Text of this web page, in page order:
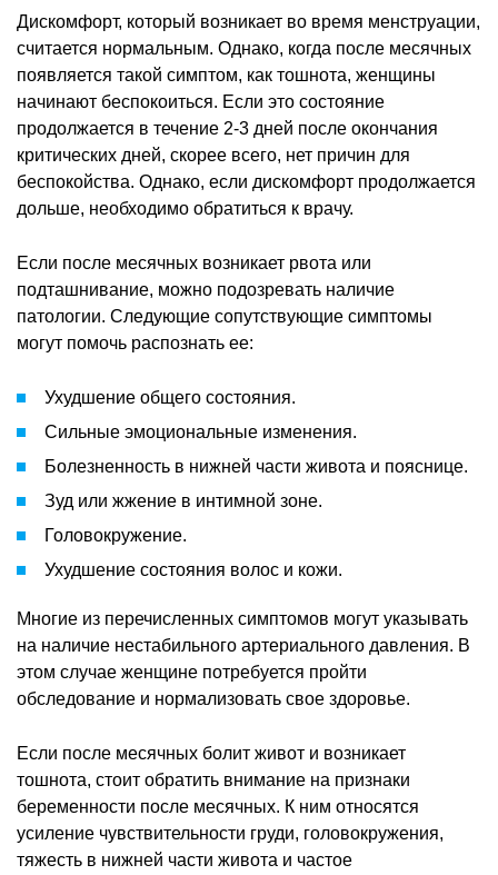
Дискомфорт, который возникает во время менструации,
считается нормальным. Однако, когда после месячных
появляется такой симптом, как тошнота, женщины
начинают беспокоиться. Если это состояние
продолжается в течение 2-3 дней после окончания
критических дней, скорее всего, нет причин для
беспокойства. Однако, если дискомфорт продолжается
дольше, необходимо обратиться к врачу.
Если после месячных возникает рвота или
подташнивание, можно подозревать наличие
патологии. Следующие сопутствующие симптомы
могут помочь распознать ее:
Ухудшение общего состояния.
Сильные эмоциональные изменения.
Болезненность в нижней части живота и пояснице.
Зуд или жжение в интимной зоне.
Головокружение.
Ухудшение состояния волос и кожи.
Многие из перечисленных симптомов могут указывать
на наличие нестабильного артериального давления. В
этом случае женщине потребуется пройти
обследование и нормализовать свое здоровье.
Если после месячных болит живот и возникает
тошнота, стоит обратить внимание на признаки
беременности после месячных. К ним относятся
усиление чувствительности груди, головокружения,
тяжесть в нижней части живота и частое